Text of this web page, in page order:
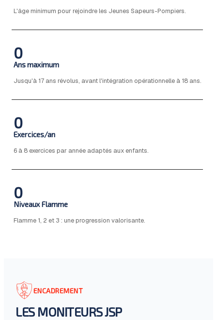
L'âge minimum pour rejoindre les Jeunes Sapeurs-Pompiers.
0
Ans maximum
Jusqu'à 17 ans révolus, avant l'intégration opérationnelle à 18 ans.
0
Exercices/an
6 à 8 exercices par année adaptés aux enfants.
0
Niveaux Flamme
Flamme 1, 2 et 3 : une progression valorisante.
ENCADREMENT
LES MONITEURS JSP